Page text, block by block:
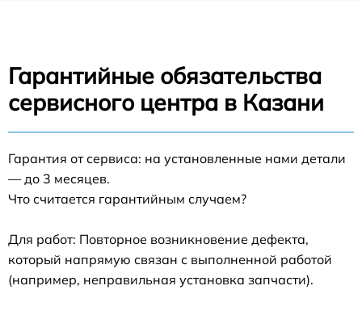
Гарантийные обязательства
сервисного центра в Казани
Гарантия от сервиса: на установленные нами детали
— до 3 месяцев.
Что считается гарантийным случаем?
Для работ: Повторное возникновение дефекта,
который напрямую связан с выполненной работой
(например, неправильная установка запчасти).